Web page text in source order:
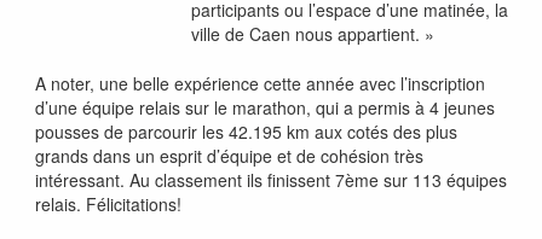
participants ou l’espace d’une matinée, la
ville de Caen nous appartient. »
A noter, une belle expérience cette année avec l’inscription
d’une équipe relais sur le marathon, qui a permis à 4 jeunes
pousses de parcourir les 42.195 km aux cotés des plus
grands dans un esprit d’équipe et de cohésion très
intéressant. Au classement ils finissent 7ème sur 113 équipes
relais. Félicitations!